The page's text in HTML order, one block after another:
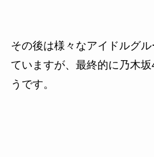
その後は様々なアイドルグ
ていますが、最終的に乃木
うです。